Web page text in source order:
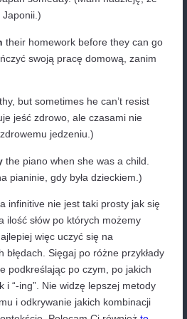
(I need to go to the
grać na gitarze. (I want to
rano. (I like to drink coffee in
słowa po których może
to call
me later. (Ona obiecała
później.)
study abroad. (On zdecydował